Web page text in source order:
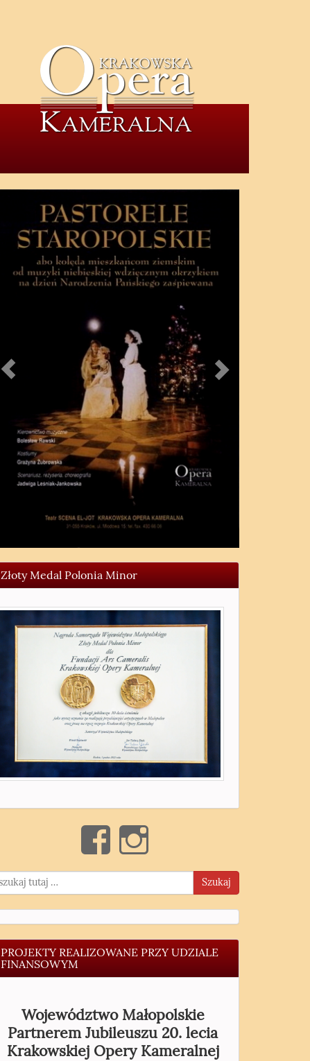
Złoty Medal Polonia Minor
Szukaj
PROJEKTY REALIZOWANE PRZY UDZIALE
FINANSOWYM
Województwo Małopolskie
Partnerem Jubileuszu 20. lecia
Krakowskiej Opery Kameralnej